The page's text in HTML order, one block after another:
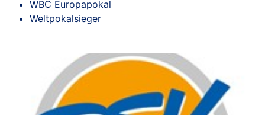
WBC Europapokal
Weltpokalsieger